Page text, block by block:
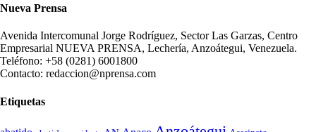
Nueva Prensa
Avenida Intercomunal Jorge Rodríguez, Sector Las Garzas, Centro
Empresarial NUEVA PRENSA, Lechería, Anzoátegui, Venezuela.
Teléfono: +58 (0281) 6001800
Contacto: redaccion@nprensa.com
Etiquetas